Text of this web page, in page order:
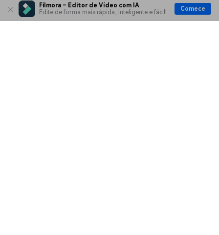
Filmora – Editor de Vídeo com IA
Edite de forma mais rápida, inteligente e fácil!
Comece